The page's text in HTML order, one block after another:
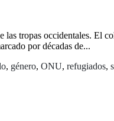
tropas occidentales. El
por décadas de...
, género, ONU, refugiados,